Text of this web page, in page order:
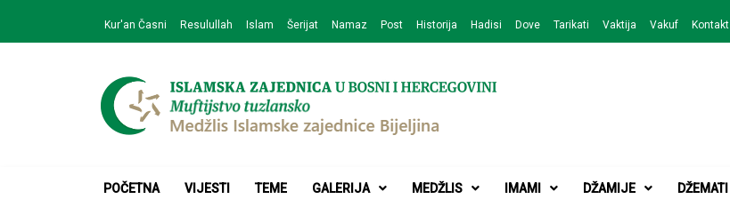
navigation
content
Kur'an Časni Resulullah Islam Šerijat Namaz Post Historija Hadisi Dove Tarikati Vaktija Vakuf Kontakt
Medžlis Islamske zajednice Bijeljina
POČETNA VIJESTI TEME GALERIJA MEDŽLIS IMAMI DŽAMIJE DŽEMATI